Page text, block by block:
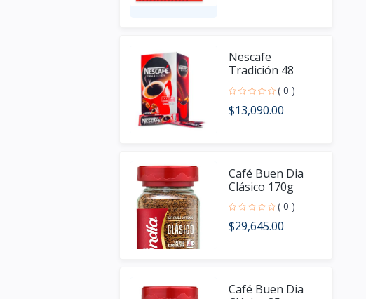
Nescafe
Tradición 48
sobres
( 0 )
$13,090.00
Café Buen Dia
Clásico 170g
( 0 )
$29,645.00
Café Buen Dia